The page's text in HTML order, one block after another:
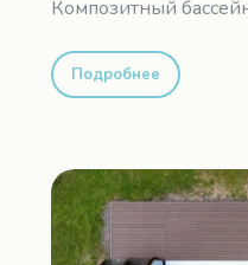
Композитный
Подробнее